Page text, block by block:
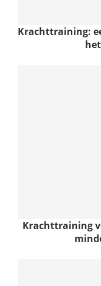
Krachttraining:
Krachttraining